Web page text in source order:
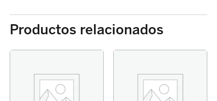
Productos relacionados